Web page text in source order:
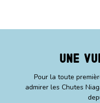
Une
Pour la toute
admirer les Chutes